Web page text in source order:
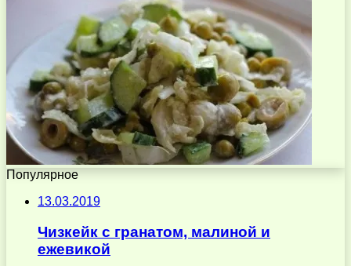
Популярное
13.03.2019
Чизкейк с гранатом, малиной и
ежевикой